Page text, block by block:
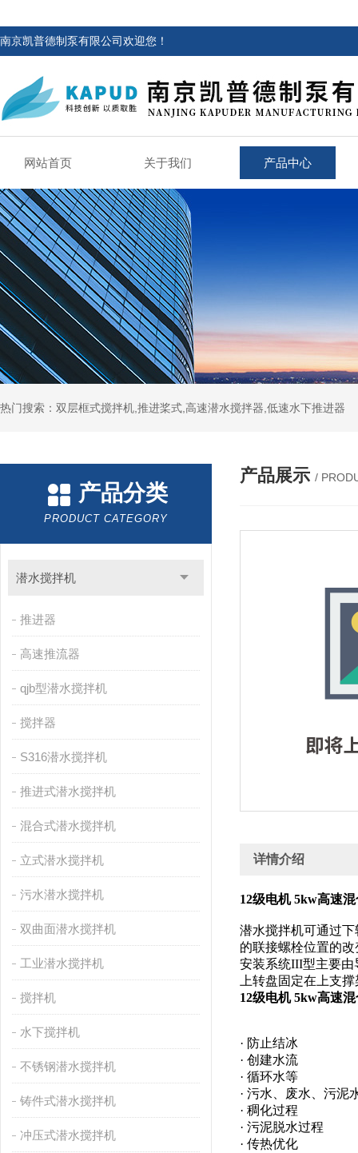
南京凯普德制泵有限公司欢迎您！
网站首页 关于我们 产品中心
热门搜索：双层框式搅拌机,推进桨式,高速潜水搅拌器,低速水下推进器
产品分类
PRODUCT CATEGORY
潜水搅拌机
推进器
高速推流器
qjb型潜水搅拌机
搅拌器
S316潜水搅拌机
推进式潜水搅拌机
混合式潜水搅拌机
立式潜水搅拌机
污水潜水搅拌机
双曲面潜水搅拌机
工业潜水搅拌机
搅拌机
水下搅拌机
不锈钢潜水搅拌机
铸件式潜水搅拌机
冲压式潜水搅拌机
产品展示 /
详情介绍
12级电机 5kw高速
潜水搅拌机可通过
的联接螺栓位置的
安装系统III型主要由
上转盘固定在上支
12级电机 5kw高速
· 防止结冰
· 创建水流
· 循环水等
· 污水、废水、污泥
· 稠化过程
· 污泥脱水过程
· 传热优化